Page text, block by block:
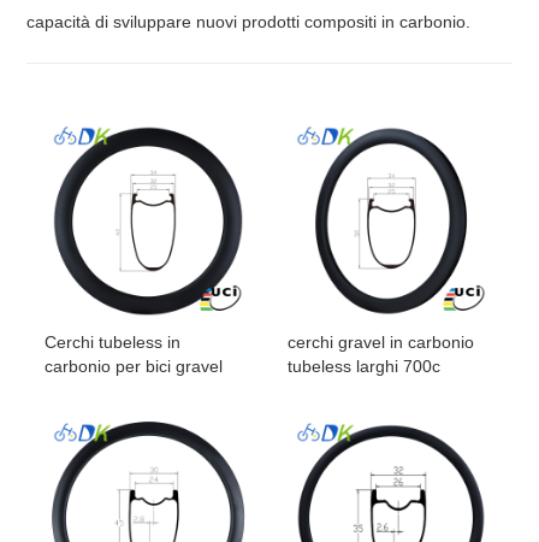
capacità di sviluppare nuovi prodotti compositi in carbonio.
Cerchi tubeless in
carbonio per bici gravel
cerchi gravel in carbonio
tubeless larghi 700c